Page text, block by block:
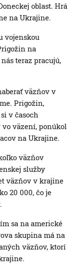
oblast. Hrá
na Ukrajine.
vojenskou
na
teraz pracujú,
väzňov v
Prigožin,
v časoch
vo väzení, ponúkol
na Ukrajine.
väzňov
služby
väzňov v krajine
20 000, čo je
sa na americké
skupina má na
väzňov, ktorí